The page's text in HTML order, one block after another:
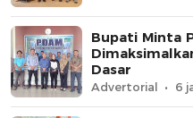
Bupati Minta
Dasar
Advertorial 6